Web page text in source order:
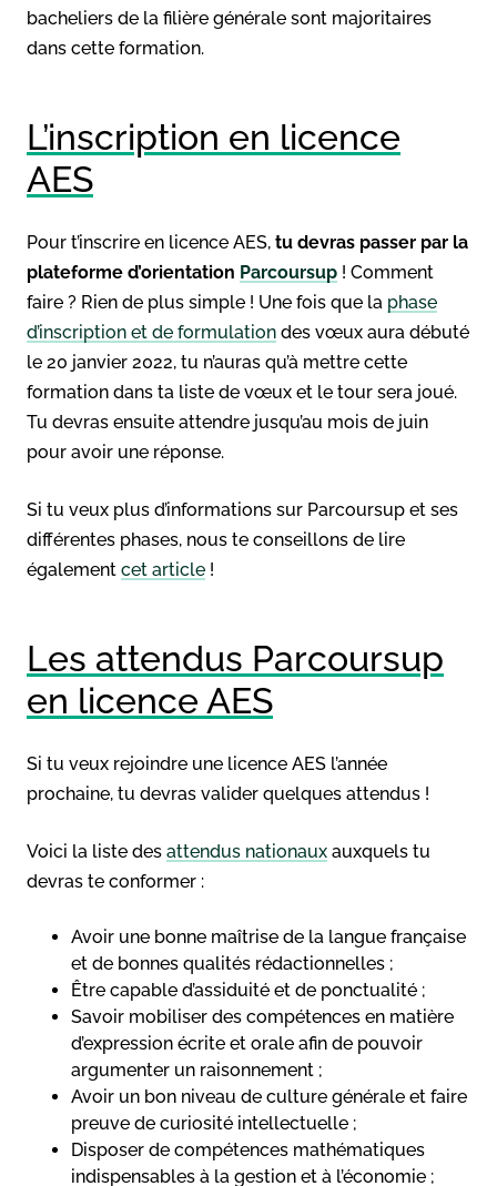
bacheliers de la filière générale sont majoritaires
dans cette formation.
L’inscription en licence
AES
Pour t’inscrire en licence AES, tu devras passer par la
plateforme d’orientation Parcoursup ! Comment
faire ? Rien de plus simple ! Une fois que la phase
d’inscription et de formulation des vœux aura débuté
le 20 janvier 2022, tu n’auras qu’à mettre cette
formation dans ta liste de vœux et le tour sera joué.
Tu devras ensuite attendre jusqu’au mois de juin
pour avoir une réponse.
Si tu veux plus d’informations sur Parcoursup et ses
différentes phases, nous te conseillons de lire
également cet article !
Les attendus Parcoursup
en licence AES
Si tu veux rejoindre une licence AES l’année
prochaine, tu devras valider quelques attendus !
Voici la liste des attendus nationaux auxquels tu
devras te conformer :
Avoir une bonne maîtrise de la langue française
et de bonnes qualités rédactionnelles ;
Être capable d’assiduité et de ponctualité ;
Savoir mobiliser des compétences en matière
d’expression écrite et orale afin de pouvoir
argumenter un raisonnement ;
Avoir un bon niveau de culture générale et faire
preuve de curiosité intellectuelle ;
Disposer de compétences mathématiques
indispensables à la gestion et à l’économie ;